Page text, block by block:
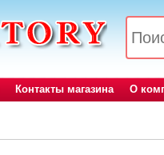
Контакты магазина О